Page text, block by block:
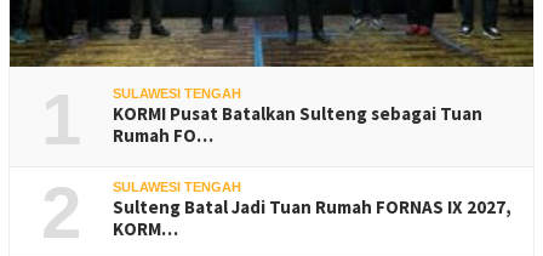
1 SULAWESI TENGAH
KORMI Pusat Batalkan Sulteng sebagai Tuan
Rumah FO…
2 SULAWESI TENGAH
Sulteng Batal Jadi Tuan Rumah FORNAS IX 2027,
KORM…